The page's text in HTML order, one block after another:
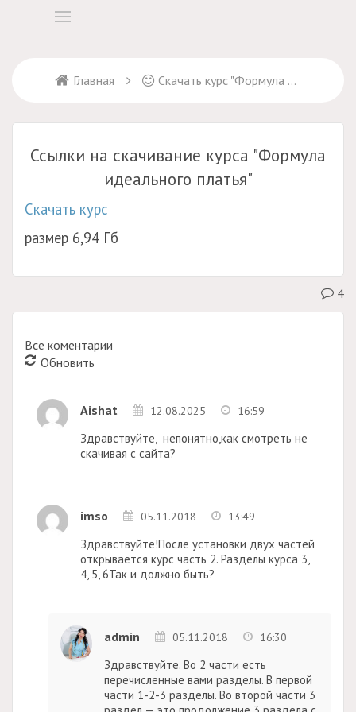
Главная Скачать курс "Формула идеального платья"
Ссылки на скачивание курса "Формула
идеального платья"
Скачать курс
размер 6,94 Гб
4
Все коментарии
Обновить
Aishat 12.08.2025 16:59
Здравствуйте, непонятно,как смотреть не
скачивая с сайта?
imso 05.11.2018 13:49
Здравствуйте!После установки двух частей
открывается курс часть 2. Разделы курса 3,
4, 5, 6Так и должно быть?
admin 05.11.2018 16:30
Здравствуйте. Во 2 части есть
перечисленные вами разделы. В первой
части 1-2-3 разделы. Во второй части 3